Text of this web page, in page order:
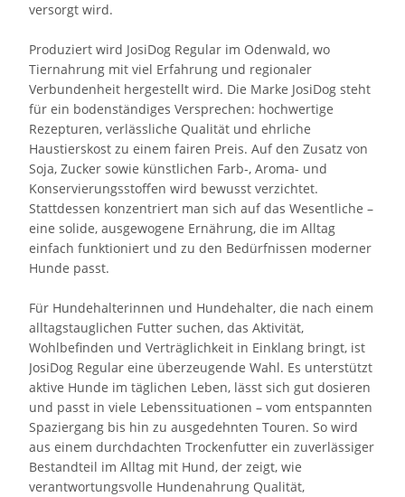
versorgt wird.
Produziert wird JosiDog Regular im Odenwald, wo
Tiernahrung mit viel Erfahrung und regionaler
Verbundenheit hergestellt wird. Die Marke JosiDog steht
für ein bodenständiges Versprechen: hochwertige
Rezepturen, verlässliche Qualität und ehrliche
Haustierskost zu einem fairen Preis. Auf den Zusatz von
Soja, Zucker sowie künstlichen Farb-, Aroma- und
Konservierungsstoffen wird bewusst verzichtet.
Stattdessen konzentriert man sich auf das Wesentliche –
eine solide, ausgewogene Ernährung, die im Alltag
einfach funktioniert und zu den Bedürfnissen moderner
Hunde passt.
Für Hundehalterinnen und Hundehalter, die nach einem
alltagstauglichen Futter suchen, das Aktivität,
Wohlbefinden und Verträglichkeit in Einklang bringt, ist
JosiDog Regular eine überzeugende Wahl. Es unterstützt
aktive Hunde im täglichen Leben, lässt sich gut dosieren
und passt in viele Lebenssituationen – vom entspannten
Spaziergang bis hin zu ausgedehnten Touren. So wird
aus einem durchdachten Trockenfutter ein zuverlässiger
Bestandteil im Alltag mit Hund, der zeigt, wie
verantwortungsvolle Hundenahrung Qualität,